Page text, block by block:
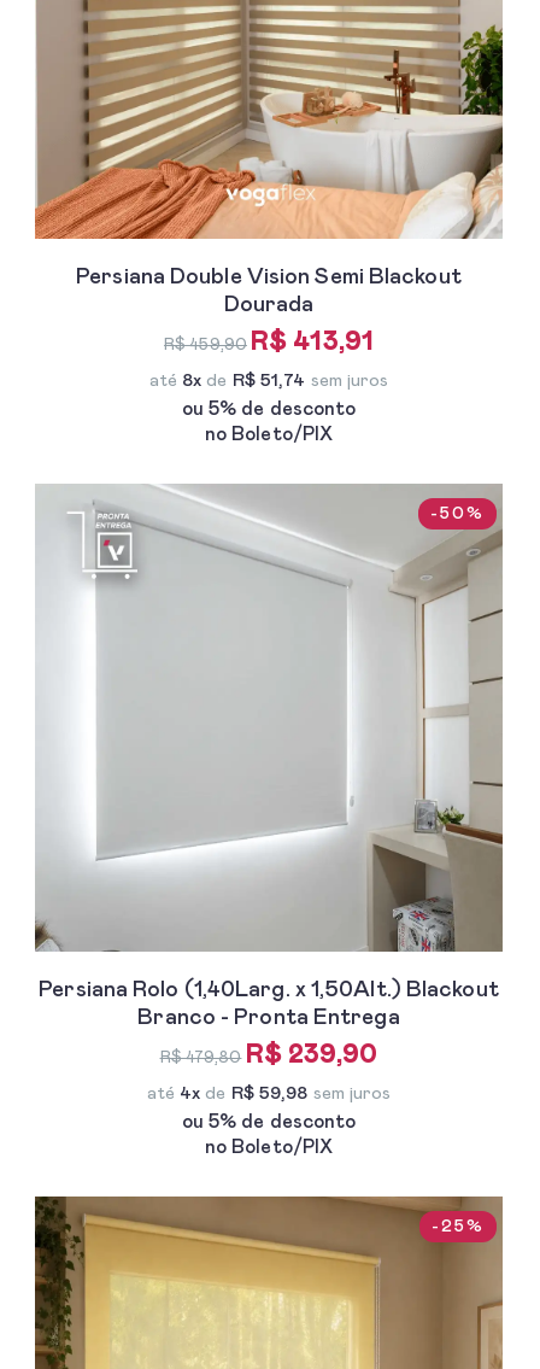
Persiana Double Vision Semi Blackout
Dourada
R$ 459,90 R$ 413,91
até 8x de R$ 51,74 sem juros
ou 5% de desconto
no Boleto/PIX
-50%
Persiana Rolo (1,40Larg. x 1,50Alt.) Blackout
Branco - Pronta Entrega
R$ 479,80 R$ 239,90
até 4x de R$ 59,98 sem juros
ou 5% de desconto
no Boleto/PIX
-25%